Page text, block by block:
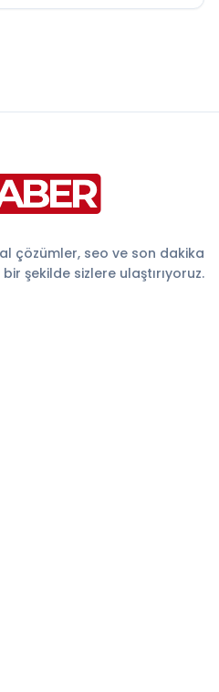
çözümler, seo ve son dakika
şekilde sizlere ulaştırıyoruz.